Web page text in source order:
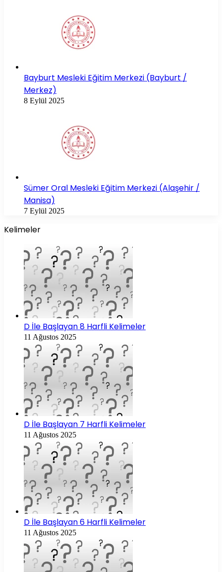
Bayburt Mesleki Eğitim Merkezi (Bayburt /
Merkez)
8 Eylül 2025
Sümer Oral Mesleki Eğitim Merkezi (Alaşehir /
Manisa)
7 Eylül 2025
Kelimeler
D İle Başlayan 8 Harfli Kelimeler
11 Ağustos 2025
D İle Başlayan 7 Harfli Kelimeler
11 Ağustos 2025
D İle Başlayan 6 Harfli Kelimeler
11 Ağustos 2025